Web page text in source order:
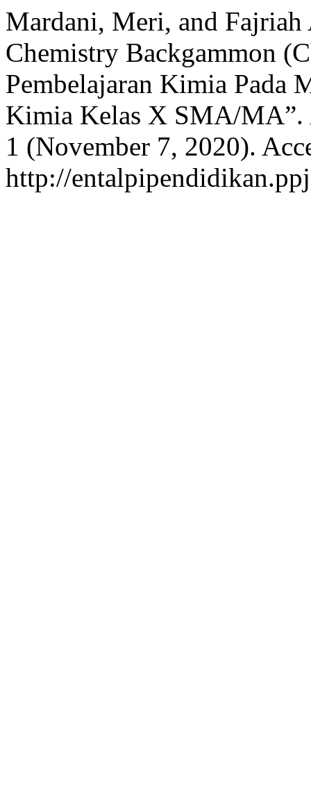
Mardani, Meri, and Fajriah
Chemistry Backgammon
Pembelajaran Kimia Pada
Kimia Kelas X SMA/MA”.
1 (November 7, 2020).
http://